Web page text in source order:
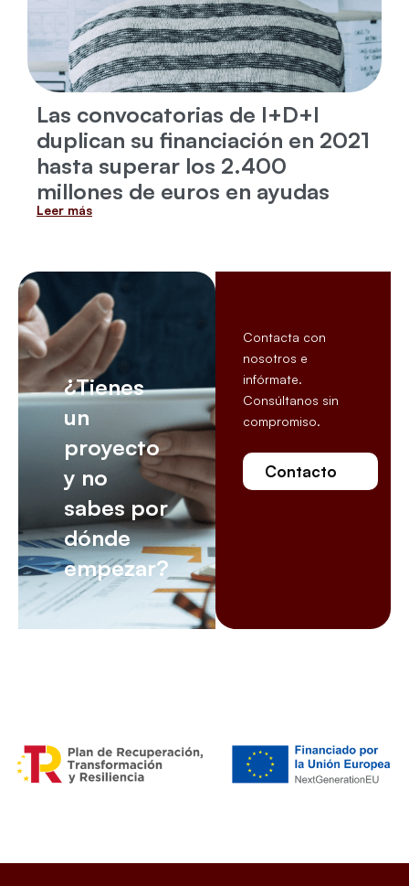
Las convocatorias de I+D+I
duplican su financiación en 2021
hasta superar los 2.400
millones de euros en ayudas
Leer más
¿Tienes
un
proyecto
y no
sabes por
dónde
empezar?
Contacta con
nosotros e
infórmate.
Consúltanos sin
compromiso.
Contacto